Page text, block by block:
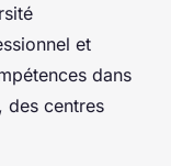
et
dans
des centres